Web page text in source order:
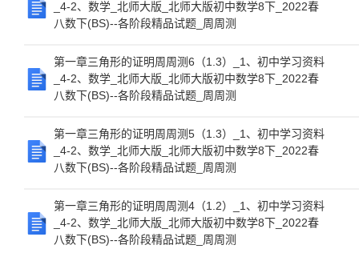
_4-2、数学_北师大版_北师大版初中数学8下_2022春
八数下(BS)--各阶段精品试题_周周测
第一章三角形的证明周周测6（1.3）_1、初中学习资料
_4-2、数学_北师大版_北师大版初中数学8下_2022春
八数下(BS)--各阶段精品试题_周周测
第一章三角形的证明周周测5（1.3）_1、初中学习资料
_4-2、数学_北师大版_北师大版初中数学8下_2022春
八数下(BS)--各阶段精品试题_周周测
第一章三角形的证明周周测4（1.2）_1、初中学习资料
_4-2、数学_北师大版_北师大版初中数学8下_2022春
八数下(BS)--各阶段精品试题_周周测